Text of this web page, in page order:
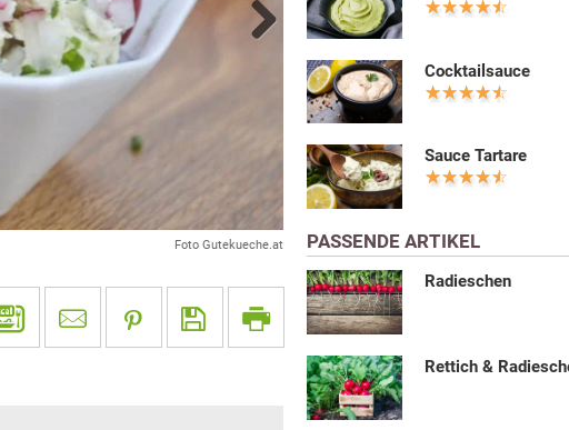
Foto Gutekueche.at
Cocktailsauce
Sauce Tartare
PASSENDE ARTIKEL
Radieschen
Rettich &